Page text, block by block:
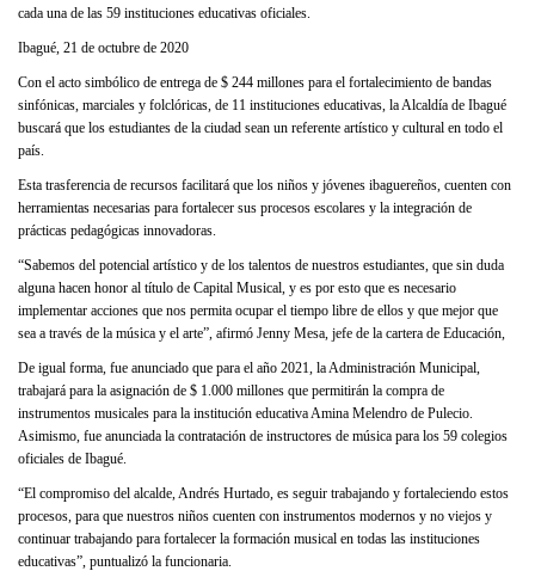
cada una de las 59 instituciones educativas oficiales.
Ibagué, 21 de octubre de 2020
Con el acto simbólico de entrega de $ 244 millones para el fortalecimiento de bandas
sinfónicas, marciales y folclóricas, de 11 instituciones educativas, la Alcaldía de Ibagué
buscará que los estudiantes de la ciudad sean un referente artístico y cultural en todo el
país.
Esta trasferencia de recursos facilitará que los niños y jóvenes ibaguereños, cuenten con
herramientas necesarias para fortalecer sus procesos escolares y la integración de
prácticas pedagógicas innovadoras.
“Sabemos del potencial artístico y de los talentos de nuestros estudiantes, que sin duda
alguna hacen honor al título de Capital Musical, y es por esto que es necesario
implementar acciones que nos permita ocupar el tiempo libre de ellos y que mejor que
sea a través de la música y el arte”, afirmó Jenny Mesa, jefe de la cartera de Educación,
De igual forma, fue anunciado que para el año 2021, la Administración Municipal,
trabajará para la asignación de $ 1.000 millones que permitirán la compra de
instrumentos musicales para la institución educativa Amina Melendro de Pulecio.
Asimismo, fue anunciada la contratación de instructores de música para los 59 colegios
oficiales de Ibagué.
“El compromiso del alcalde, Andrés Hurtado, es seguir trabajando y fortaleciendo estos
procesos, para que nuestros niños cuenten con instrumentos modernos y no viejos y
continuar trabajando para fortalecer la formación musical en todas las instituciones
educativas”, puntualizó la funcionaria.